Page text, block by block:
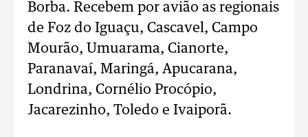
Borba. Recebem por avião as regionais
de Foz do Iguaçu, Cascavel, Campo
Mourão, Umuarama, Cianorte,
Paranavaí, Maringá, Apucarana,
Londrina, Cornélio Procópio,
Jacarezinho, Toledo e Ivaiporã.